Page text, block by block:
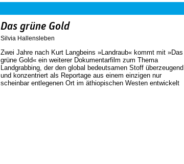
Das grüne Gold
Silvia Hallensleben
Zwei Jahre nach Kurt Langbeins »Landraub« kommt mit »Das
grüne Gold« ein weiterer Dokumentarfilm zum Thema
Landgrabbing, der den global bedeutsamen Stoff überzeugend
und konzentriert als Reportage aus einem einzigen nur
scheinbar entlegenen Ort im äthiopischen Westen entwickelt